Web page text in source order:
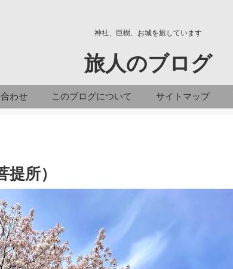
神社、巨樹、お城を旅しています
旅人のブログ
わせ このブログについて サイトマップ
所）